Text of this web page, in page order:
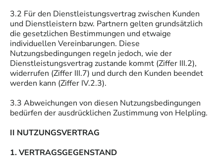
3.2 Für den Dienstleistungsvertrag zwischen Kunden
und Dienstleistern bzw. Partnern gelten grundsätzlich
die gesetzlichen Bestimmungen und etwaige
individuellen Vereinbarungen. Diese
Nutzungsbedingungen regeln jedoch, wie der
Dienstleistungsvertrag zustande kommt (Ziffer III.2),
widerrufen (Ziffer III.7) und durch den Kunden beendet
werden kann (Ziffer IV.2.3).
3.3 Abweichungen von diesen Nutzungsbedingungen
bedürfen der ausdrücklichen Zustimmung von Helpling.
II NUTZUNGSVERTRAG
1. VERTRAGSGEGENSTAND